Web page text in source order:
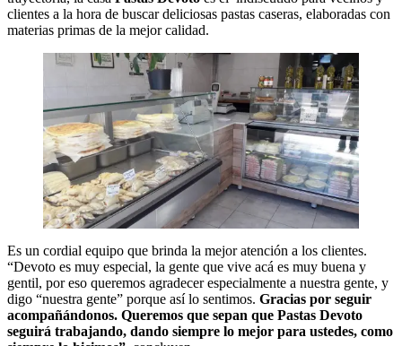
clientes a la hora de buscar deliciosas pastas caseras, elaboradas con
materias primas de la mejor calidad.
Es un cordial equipo que brinda la mejor atención a los clientes.
“Devoto es muy especial, la gente que vive acá es muy buena y
gentil, por eso queremos agradecer especialmente a nuestra gente, y
digo “nuestra gente” porque así lo sentimos. Gracias por seguir
acompañándonos. Queremos que sepan que Pastas Devoto
seguirá trabajando, dando siempre lo mejor para ustedes, como